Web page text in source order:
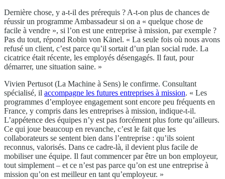
Dernière chose, y a-t-il des prérequis ? A-t-on plus de chances de
réussir un programme Ambassadeur si on a « quelque chose de
facile à vendre », si l’on est une entreprise à mission, par exemple ?
Pas du tout, répond Robin von Känel. « La seule fois où nous avons
refusé un client, c’est parce qu’il sortait d’un plan social rude. La
cicatrice était récente, les employés désengagés. Il faut, pour
démarrer, une situation saine. »
Vivien Pertusot (La Machine à Sens) le confirme. Consultant
spécialisé, il accompagne les futures entreprises à mission. « Les
programmes d’employee engagement sont encore peu fréquents en
France, y compris dans les entreprises à mission, indique-t-il.
L’appétence des équipes n’y est pas forcément plus forte qu’ailleurs.
Ce qui joue beaucoup en revanche, c’est le fait que les
collaborateurs se sentent bien dans l’entreprise : qu’ils soient
reconnus, valorisés. Dans ce cadre-là, il devient plus facile de
mobiliser une équipe. Il faut commencer par être un bon employeur,
tout simplement – et ce n’est pas parce qu’on est une entreprise à
mission qu’on est meilleur en tant qu’employeur. »